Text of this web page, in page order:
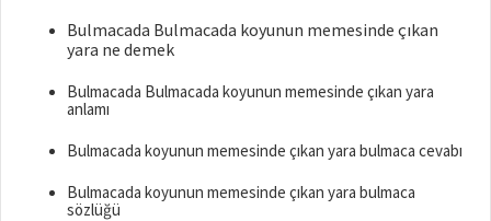
Bulmacada Bulmacada koyunun memesinde çıkan
yara ne demek
Bulmacada Bulmacada koyunun memesinde çıkan yara
anlamı
Bulmacada koyunun memesinde çıkan yara bulmaca cevabı
Bulmacada koyunun memesinde çıkan yara bulmaca
sözlüğü